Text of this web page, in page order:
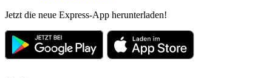
Jetzt die neue Express-App herunterladen!